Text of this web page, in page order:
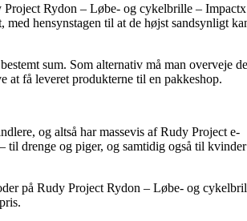
Rydon – Løbe- og cykelbrille –
hensynstagen til at de højst sandsynligt
sum. Som alternativ må man overveje
få leveret produkterne til en pakkeshop.
og altså har massevis af Rudy Project e-
til drenge og piger, og samtidig også til
på Rudy Project Rydon – Løbe- og